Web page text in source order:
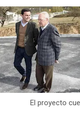
El proyecto